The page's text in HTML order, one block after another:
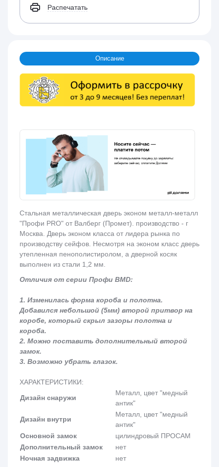
Распечатать
Описание
Стальная металлическая дверь эконом металл-металл
"Профи PRO" от Валберг (Промет). производство - г
Москва. Дверь эконом класса от лидера рынка по
производству сейфов. Несмотря на эконом класс дверь
утепленная пенополистиролом, а дверной косяк
выполнен из стали 1,2 мм.
Отличия от серии Профи BMD:
1. Изменилась форма короба и полотна.
Добавился небольшой (5мм) второй притвор на
коробе, который скрыл зазоры полотна и
короба.
2. Можно поставить дополнительный второй
замок.
3. Возможно убрать глазок.
ХАРАКТЕРИСТИКИ:
Дизайн снаружи
Металл, цвет "медный
антик"
Дизайн внутри
Металл, цвет "медный
антик"
Основной замок
цилиндровый ПРОСАМ
Дополнительный замок
нет
Ночная задвижка
нет